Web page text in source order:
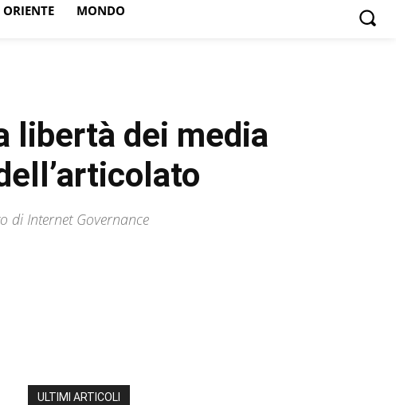
MONDO
libertà dei media
di Internet Governance
ULTIMI ARTICOLI